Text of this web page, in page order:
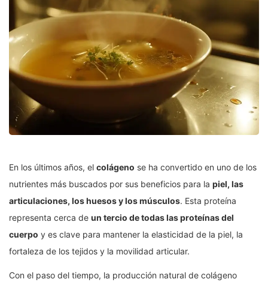
En los últimos años, el colágeno se ha convertido en uno de los
nutrientes más buscados por sus beneficios para la piel, las
articulaciones, los huesos y los músculos. Esta proteína
representa cerca de un tercio de todas las proteínas del
cuerpo y es clave para mantener la elasticidad de la piel, la
fortaleza de los tejidos y la movilidad articular.
Con el paso del tiempo, la producción natural de colágeno